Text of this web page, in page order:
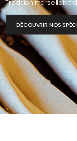
Tradition marseillaise
DÉCOUVRIR NOS